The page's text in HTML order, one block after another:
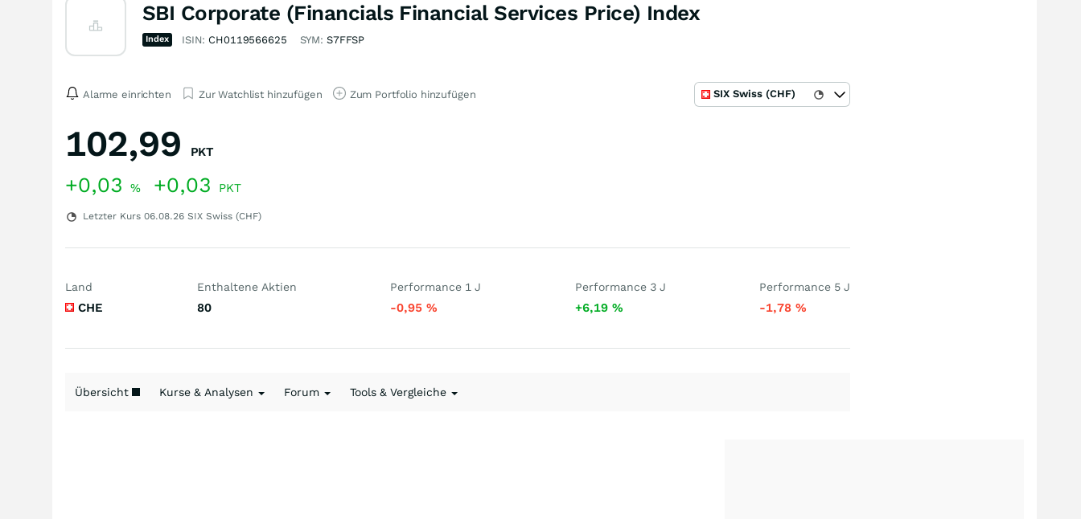
SBI Corporate (Financials Financial Services Price) Index
Index ISIN: CH0119566625 SYM: S7FFSP
Alarme einrichten Zur Watchlist hinzufügen Zum Portfolio hinzufügen SIX Swiss (CHF)
102,99 PKT
+0,03 % +0,03 PKT
Letzter Kurs 06.08.26 SIX Swiss (CHF)
Land
CHE
Enthaltene Aktien
80
Performance 1 J
-0,95 %
Performance 3 J
+6,19 %
Performance 5 J
-1,78 %
Übersicht Kurse & Analysen Forum Tools & Vergleiche